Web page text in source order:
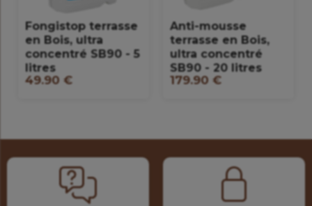
Fongistop terrasse
en Bois, ultra
concentré SB90 - 5
litres
49.90 €
Anti-mousse
terrasse en Bois,
ultra concentré
SB90 - 20 litres
179.90 €